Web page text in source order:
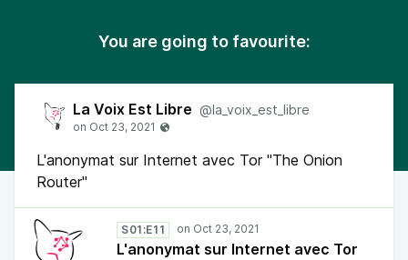
You are going to favourite:
La Voix Est Libre @la_voix_est_libre
L'anonymat sur Internet avec Tor "The Onion
Router"
S01:E11
L'anonymat sur Internet avec Tor